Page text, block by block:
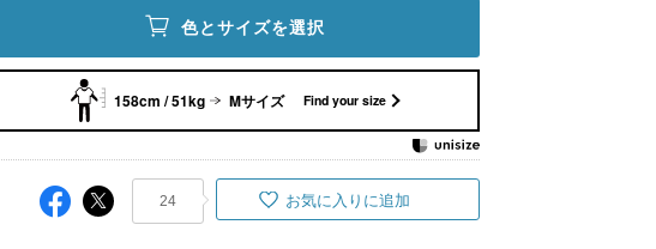
色とサイズを選択
158cm / 51kg Mサイズ Find your size
24 お気に入りに追加